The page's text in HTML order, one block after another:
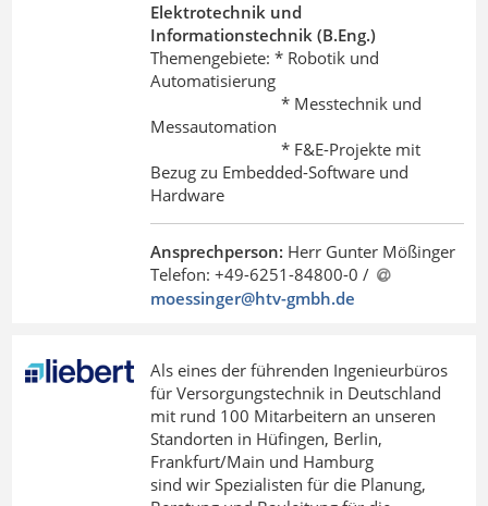
Elektrotechnik und
Informationstechnik (B.Eng.)
Themengebiete: * Robotik und
Automatisierung
* Messtechnik und
Messautomation
* F&E-Projekte mit
Bezug zu Embedded-Software und
Hardware
Ansprechperson: Herr Gunter Mößinger
Telefon: +49-6251-84800-0 /
moessinger@htv-gmbh.de
Als eines der führenden Ingenieurbüros
für Versorgungstechnik in Deutschland
mit rund 100 Mitarbeitern an unseren
Standorten in Hüfingen, Berlin,
Frankfurt/Main und Hamburg
sind wir Spezialisten für die Planung,